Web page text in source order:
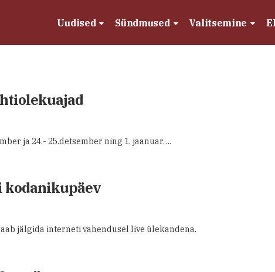
Uudised Sündmused Valitsemine
ja 24.- 25.detsember ning 1. jaanuar….
kodanikupäev
jälgida interneti vahendusel live ülekandena.